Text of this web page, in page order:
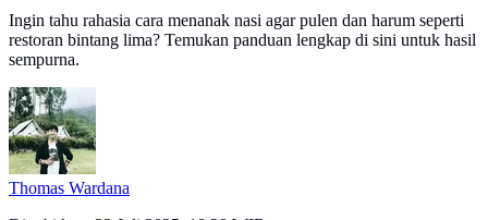
Ingin tahu rahasia cara menanak nasi agar pulen dan harum seperti
restoran bintang lima? Temukan panduan lengkap di sini untuk hasil
sempurna.
Thomas Wardana